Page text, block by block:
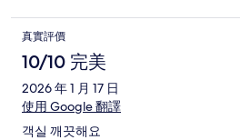
真實評價
10/10 完美
2026 年 1 月 17 日
使用 Google 翻譯
객실 깨끗해요